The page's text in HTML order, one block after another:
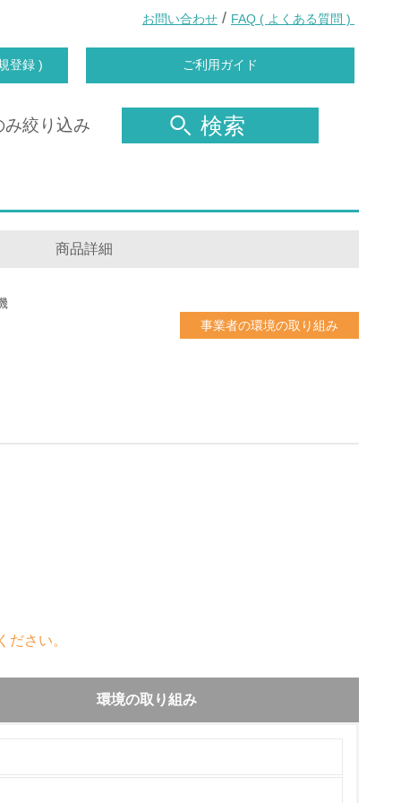
お問い合わせ / FAQ ( よくある質問 )
登録 ) ご利用ガイド
み絞り込み 検索
商品詳細
事業者の環境の取り組み
さい。
環境の取り組み